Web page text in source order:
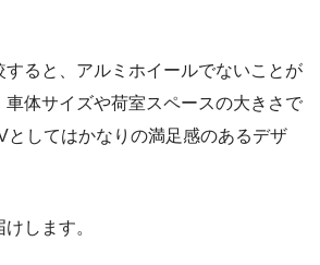
すると、アルミホイールでないことが
車体サイズや荷室スペースの大きさで
としてはかなりの満足感のあるデザ
します。